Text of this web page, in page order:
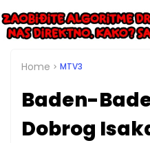
Home MTV3
Baden-
Dobrog